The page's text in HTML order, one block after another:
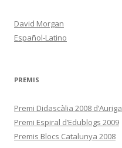
David Morgan
Español-Latino
PREMIS
Premi Didascàlia 2008 d’Auriga
Premi Espiral d’Edublogs 2009
Premis Blocs Catalunya 2008